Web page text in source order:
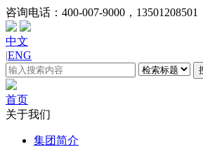
咨询电话： 400-007-9000，13501208501
中文
|ENG
首页
关于我们
集团简介